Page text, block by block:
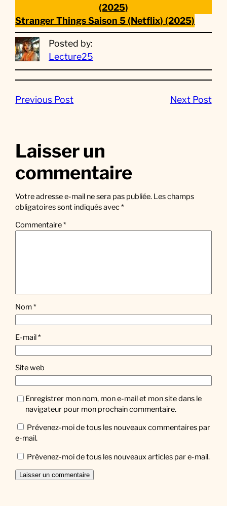
(2025)
Stranger Things Saison 5 (Netflix) (2025)
Posted by:
Lecture25
Previous Post Next Post
Laisser un
commentaire
Votre adresse e-mail ne sera pas publiée. Les champs
obligatoires sont indiqués avec*
Commentaire*
Nom*
E-mail*
Site web
Enregistrer mon nom, mon e-mail et mon site dans le
navigateur pour mon prochain commentaire.
Prévenez-moi de tous les nouveaux commentaires par
e-mail.
Prévenez-moi de tous les nouveaux articles par e-mail.